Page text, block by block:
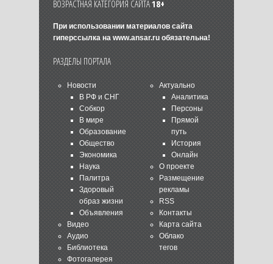
ВОЗРАСТНАЯ КАТЕГОРИЯ САЙТА18+
При использовании материалов сайта
гиперссылка на www.ansar.ruобязательна!
РАЗДЕЛЫ ПОРТАЛА
Новости
В РФ и СНГ
Собкор
В мире
Образование
Общество
Экономика
Наука
Палитра
Здоровый
образ жизни
Объявления
Видео
Аудио
Библиотека
Фотогалерея
Актуально
Аналитика
Персоны
Прямой
путь
История
Онлайн
О проекте
Размещение
рекламы
RSS
Контакты
Карта сайта
Облако
тегов